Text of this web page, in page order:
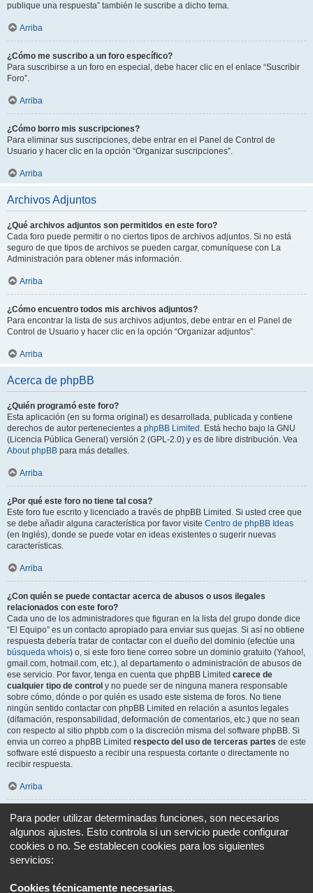
publique una respuesta” también le suscribe a dicho tema.
Arriba
¿Cómo me suscribo a un foro específico?
Para suscribirse a un foro en especial, debe hacer clic en el enlace “Suscribir
Foro”.
Arriba
¿Cómo borro mis suscripciones?
Para eliminar sus suscripciones, debe entrar en el Panel de Control de
Usuario y hacer clic en la opción “Organizar suscripciones”.
Arriba
Archivos Adjuntos
¿Qué archivos adjuntos son permitidos en este foro?
Cada foro puede permitir o no ciertos tipos de archivos adjuntos. Si no está
seguro de que tipos de archivos se pueden cargar, comuníquese con La
Administración para obtener más información.
Arriba
¿Cómo encuentro todos mis archivos adjuntos?
Para encontrar la lista de sus archivos adjuntos, debe entrar en el Panel de
Control de Usuario y hacer clic en la opción “Organizar adjuntos”.
Arriba
Acerca de phpBB
¿Quién programó este foro?
Esta aplicación (en su forma original) es desarrollada, publicada y contiene
derechos de autor pertenecientes a phpBB Limited . Está hecho bajo la GNU
(Licencia Pública General) versión 2 (GPL-2.0) y es de libre distribución. Vea
About phpBB para más detalles.
Arriba
¿Por qué este foro no tiene tal cosa?
Este foro fue escrito y licenciado a través de phpBB Limited. Si usted cree que
se debe añadir alguna característica por favor visite Centro de phpBB Ideas
(en Inglés), donde se puede votar en ideas existentes o sugerir nuevas
características.
Arriba
¿Con quién se puede contactar acerca de abusos o usos ilegales
relacionados con este foro?
Cada uno de los administradores que figuran en la lista del grupo donde dice
“El Equipo” es un contacto apropiado para enviar sus quejas. Si así no obtiene
respuesta debería tratar de contactar con el dueño del dominio (efectúe una
búsqueda whois) o, si este foro tiene correo sobre un dominio gratuito (Yahoo!,
gmail.com, hotmail.com, etc.), al departamento o administración de abusos de
ese servicio. Por favor, tenga en cuenta que phpBB Limited carece de
cualquier tipo de control y no puede ser de ninguna manera responsable
sobre cómo, dónde o por quién es usado este sistema de foros. No tiene
ningún sentido contactar con phpBB Limited en relación a asuntos legales
(difamación, responsabilidad, deformación de comentarios, etc.) que no sean
con respecto al sitio phpbb.com o la discreción misma del software phpBB. Si
envia un correo a phpBB Limited respecto del uso de terceras partes de este
software esté dispuesto a recibir una respuesta cortante o directamente no
recibir respuesta.
Arriba
¿Cómo puedo ponerme en contacto con un Administrador?
Todos los usuarios del foro pueden usar el formulario “Contáctenos”, si está
opción ha sido habilitada por el Administrador del foro.
Los miembros del foro también pueden usar el enlace “El equipo”.
Para poder utilizar determinadas funciones, son necesarios
algunos ajustes. Esto controla si un servicio puede configurar
cookies o no. Se establecen cookies para los siguientes
servicios:
Cookies técnicamente necesarias.